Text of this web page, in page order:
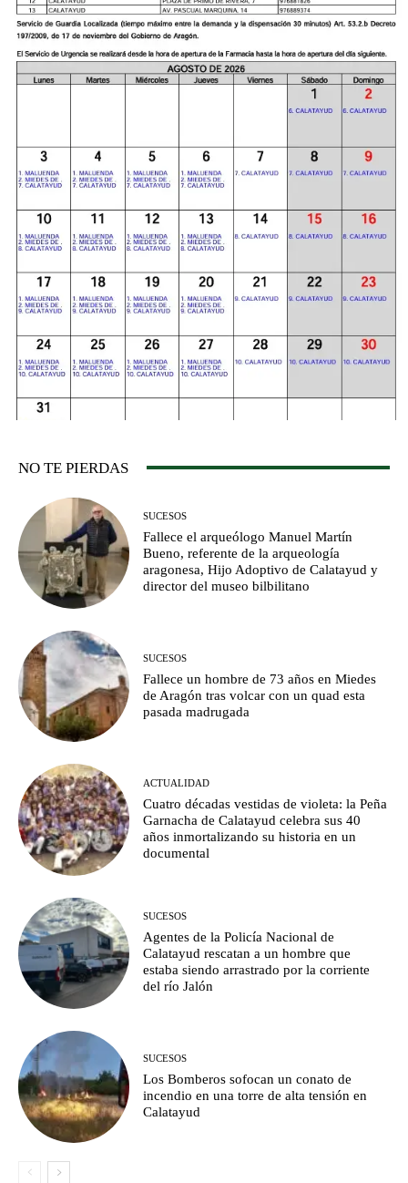
NO TE PIERDAS
SUCESOS
Fallece el arqueólogo Manuel Martín
Bueno, referente de la arqueología
aragonesa, Hijo Adoptivo de Calatayud y
director del museo bilbilitano
SUCESOS
Fallece un hombre de 73 años en Miedes
de Aragón tras volcar con un quad esta
pasada madrugada
ACTUALIDAD
Cuatro décadas vestidas de violeta: la Peña
Garnacha de Calatayud celebra sus 40
años inmortalizando su historia en un
documental
SUCESOS
Agentes de la Policía Nacional de
Calatayud rescatan a un hombre que
estaba siendo arrastrado por la corriente
del río Jalón
SUCESOS
Los Bomberos sofocan un conato de
incendio en una torre de alta tensión en
Calatayud